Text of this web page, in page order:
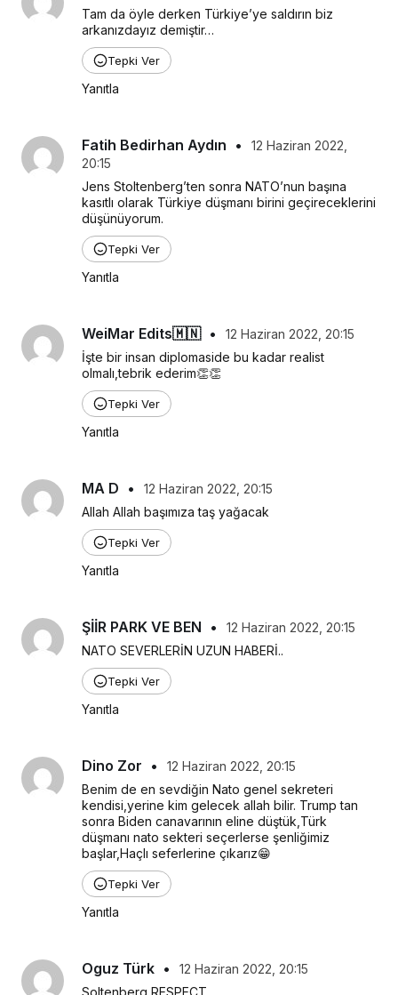
Tam da öyle derken Türkiye’ye saldırın biz
arkanızdayız demiştir…
Tepki Ver
Yanıtla
Fatih Bedirhan Aydın •
12 Haziran 2022,
20:15
Jens Stoltenberg’ten sonra NATO’nun başına
kasıtlı olarak Türkiye düşmanı birini geçireceklerini
düşünüyorum.
Tepki Ver
Yanıtla
WeiMar Edits🇲🇳 •
12 Haziran 2022, 20:15
İşte bir insan diplomaside bu kadar realist
olmalı,tebrik ederim👏👏
Tepki Ver
Yanıtla
MA D •
12 Haziran 2022, 20:15
Allah Allah başımıza taş yağacak
Tepki Ver
Yanıtla
ŞİİR PARK VE BEN •
12 Haziran 2022, 20:15
NATO SEVERLERİN UZUN HABERİ..
Tepki Ver
Yanıtla
Dino Zor •
12 Haziran 2022, 20:15
Benim de en sevdiğin Nato genel sekreteri
kendisi,yerine kim gelecek allah bilir. Trump tan
sonra Biden canavarının eline düştük,Türk
düşmanı nato sekteri seçerlerse şenliğimiz
başlar,Haçlı seferlerine çıkarız😁
Tepki Ver
Yanıtla
Oguz Türk •
12 Haziran 2022, 20:15
Soltenberg RESPECT